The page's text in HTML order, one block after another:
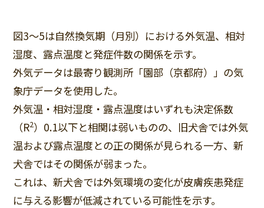
図3〜5は自然換気期（月別）における外気温、相対
湿度、露点温度と発症件数の関係を示す。
外気データは最寄り観測所「園部（京都府）」の気
象庁データを使用した。
外気温・相対湿度・露点温度はいずれも決定係数
（R2）0.1以下と相関は弱いものの、旧犬舎では外気
温および露点温度との正の関係が見られる一方、新
犬舎ではその関係が弱まった。
これは、新犬舎では外気環境の変化が皮膚疾患発症
に与える影響が低減されている可能性を示す。